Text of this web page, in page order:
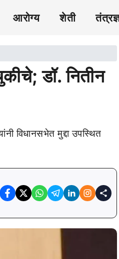
आरोग्य शेती
डॉ. नितीन
विधानसभेत मुद्दा उपस्थित